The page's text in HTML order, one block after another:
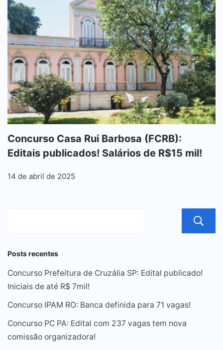
Concurso Casa Rui Barbosa (FCRB):
Editais publicados! Salários de R$15 mil!
14 de abril de 2025
Posts recentes
Concurso Prefeitura de Cruzália SP: Edital publicado!
Iniciais de até R$ 7mil!
Concurso IPAM RO: Banca definida para 71 vagas!
Concurso PC PA: Edital com 237 vagas tem nova
comissão organizadora!